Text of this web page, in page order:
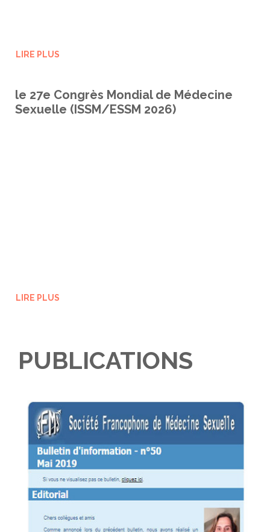
LIRE PLUS
le 27e Congrès Mondial de Médecine
Sexuelle (ISSM/ESSM 2026)
LIRE PLUS
PUBLICATIONS